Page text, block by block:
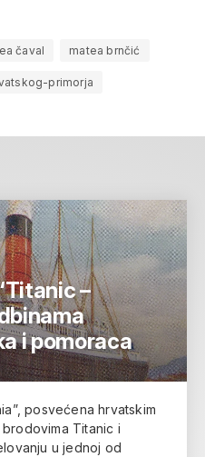
čaval matea brnčić
primorja
–
i pomoraca
posvećena hrvatskim
Titanic i
u jednoj od